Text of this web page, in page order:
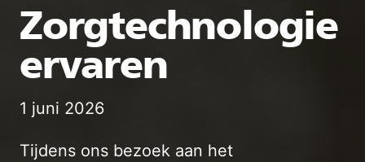
Zorgtechnologie
ervaren
1 juni 2026
Tijdens ons bezoek aan het